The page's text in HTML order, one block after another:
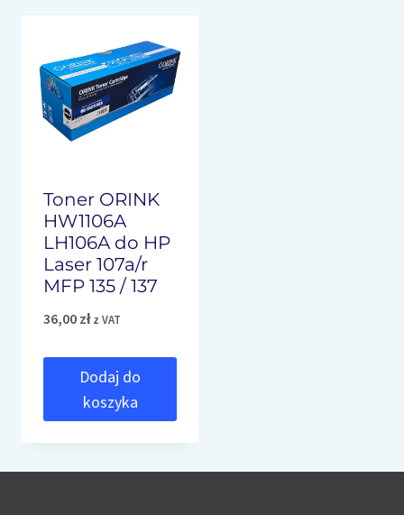
Toner ORINK
HW1106A
LH106A do HP
Laser 107a/r
MFP 135 / 137
36,00 zł z VAT
Dodaj do
koszyka